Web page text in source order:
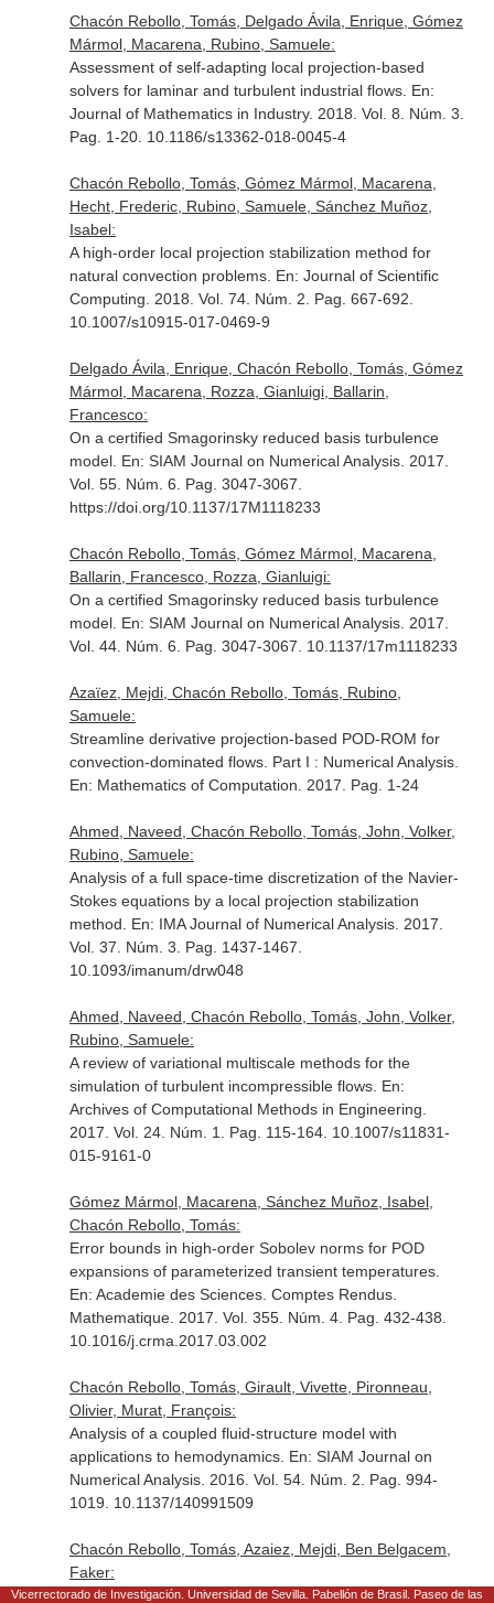
Chacón Rebollo, Tomás, Delgado Ávila, Enrique, Gómez
Mármol, Macarena, Rubino, Samuele:
Assessment of self-adapting local projection-based
solvers for laminar and turbulent industrial flows. En:
Journal of Mathematics in Industry. 2018. Vol. 8. Núm. 3.
Pag. 1-20. 10.1186/s13362-018-0045-4
Chacón Rebollo, Tomás, Gómez Mármol, Macarena,
Hecht, Frederic, Rubino, Samuele, Sánchez Muñoz,
Isabel:
A high-order local projection stabilization method for
natural convection problems. En: Journal of Scientific
Computing . 2018. Vol. 74. Núm. 2. Pag. 667-692.
10.1007/s10915-017-0469-9
Delgado Ávila, Enrique, Chacón Rebollo, Tomás, Gómez
Mármol, Macarena, Rozza, Gianluigi, Ballarin,
Francesco:
On a certified Smagorinsky reduced basis turbulence
model. En: SIAM Journal on Numerical Analysis. 2017.
Vol. 55. Núm. 6. Pag. 3047-3067.
https://doi.org/10.1137/17M1118233
Chacón Rebollo, Tomás, Gómez Mármol, Macarena,
Ballarin, Francesco, Rozza, Gianluigi:
On a certified Smagorinsky reduced basis turbulence
model. En: SIAM Journal on Numerical Analysis. 2017.
Vol. 44. Núm. 6. Pag. 3047-3067. 10.1137/17m1118233
Azaïez, Mejdi, Chacón Rebollo, Tomás, Rubino,
Samuele:
Streamline derivative projection-based POD-ROM for
convection-dominated flows. Part I : Numerical Analysis.
En: Mathematics of Computation . 2017. Pag. 1-24
Ahmed, Naveed, Chacón Rebollo, Tomás, John, Volker,
Rubino, Samuele:
Analysis of a full space-time discretization of the Navier-
Stokes equations by a local projection stabilization
method. En: IMA Journal of Numerical Analysis. 2017.
Vol. 37. Núm. 3. Pag. 1437-1467.
10.1093/imanum/drw048
Ahmed, Naveed, Chacón Rebollo, Tomás, John, Volker,
Rubino, Samuele:
A review of variational multiscale methods for the
simulation of turbulent incompressible flows. En:
Archives of Computational Methods in Engineering
2017. Vol. 24. Núm. 1. Pag. 115-164. 10.1007/s11831-
015-9161-0
Gómez Mármol, Macarena, Sánchez Muñoz, Isabel,
Chacón Rebollo, Tomás:
Error bounds in high-order Sobolev norms for POD
expansions of parameterized transient temperatures.
En: Academie des Sciences. Comptes Rendus.
Mathematique. 2017. Vol. 355. Núm. 4. Pag. 432-438.
10.1016/j.crma.2017.03.002
Chacón Rebollo, Tomás, Girault, Vivette, Pironneau,
Olivier, Murat, François:
Analysis of a coupled fluid-structure model with
applications to hemodynamics. En: SIAM Journal on
Numerical Analysis. 2016. Vol. 54. Núm. 2. Pag. 994-
1019. 10.1137/140991509
Chacón Rebollo, Tomás, Azaiez, Mejdi, Ben Belgacem,
Faker:
Error bounds for POD expansions of parameterized
Vicerrectorado de Investigación. Universidad de Sevilla. Pabellón de Brasil. Paseo de las